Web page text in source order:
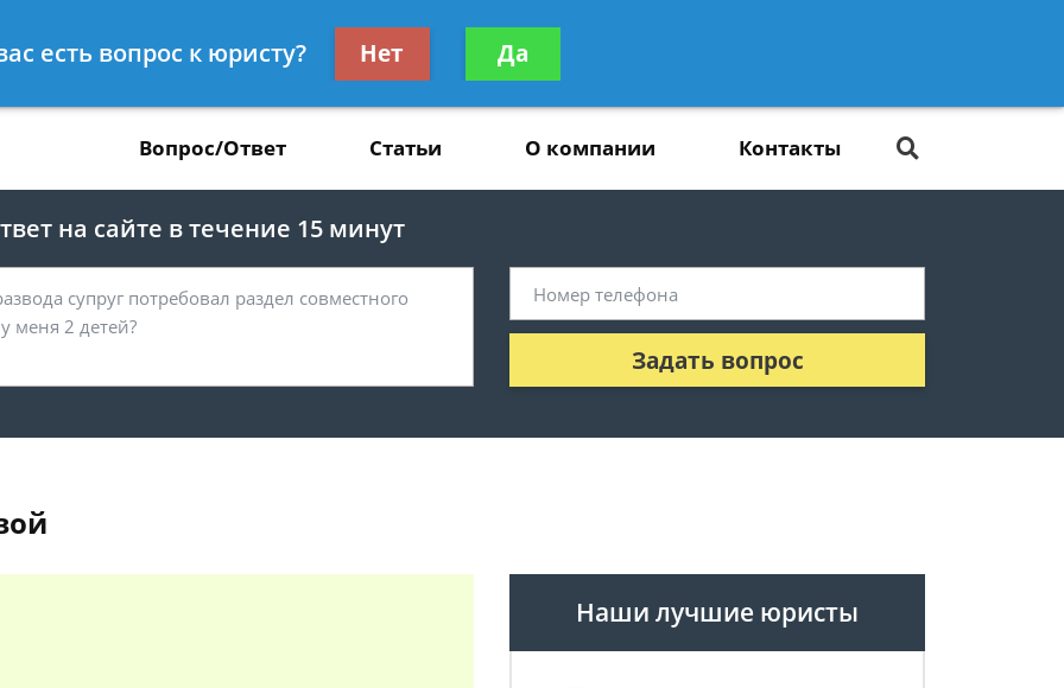
Получите консультацию
бесплатно
Вопрос/Ответ Статьи О компании Контакты
на сайте в течение 15 минут
Задать вопрос
Наши лучшие юристы
есть вопрос к юристу? Нет Да